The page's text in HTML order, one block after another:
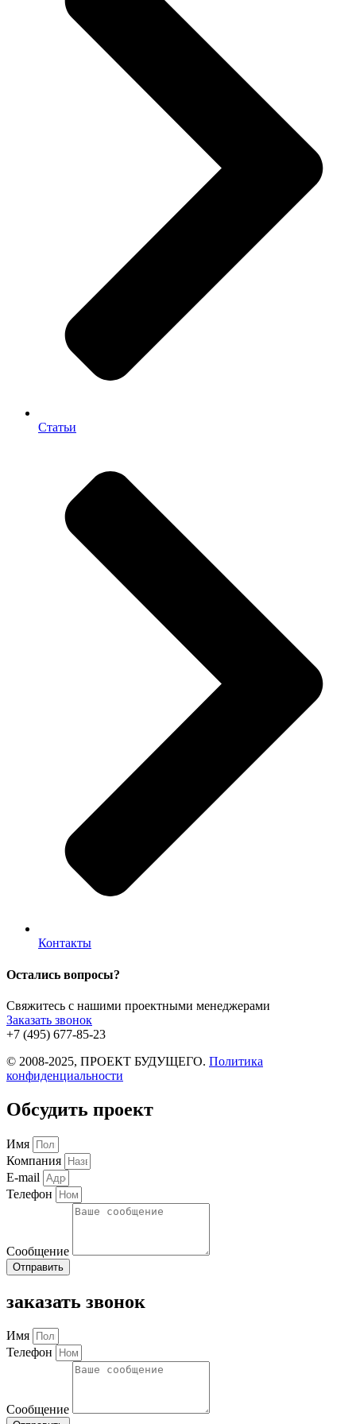
Статьи
Контакты
Остались вопросы?
Свяжитесь с нашими проектными менеджерами
Заказать звонок
+7 (495) 677-85-23
© 2008-2025, ПРОЕКТ БУДУЩЕГО. Политика
конфиденциальности
Обсудить проект
Имя
Компания
E-mail
Телефон
Сообщение
Отправить
заказать звонок
Имя
Телефон
Сообщение